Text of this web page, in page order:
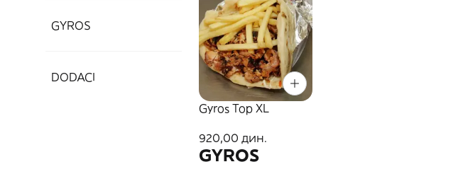
GYROS
DODACI
Gyros Top XL
920,00 дин.
GYROS